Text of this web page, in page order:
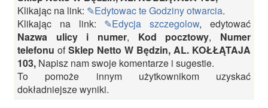
Klikając na link: ✎Edytowac te Godziny otwarcia.
Klikając na link: ✎Edycja szczegolow, edytować
Nazwa ulicy i numer, Kod pocztowy, Numer
telefonu ofSklep Netto W Będzin, AL. KOŁŁĄTAJA
103, Napisz nam swoje komentarze i sugestie.
To pomoże innym użytkownikom uzyskać
dokładniejsze wyniki.